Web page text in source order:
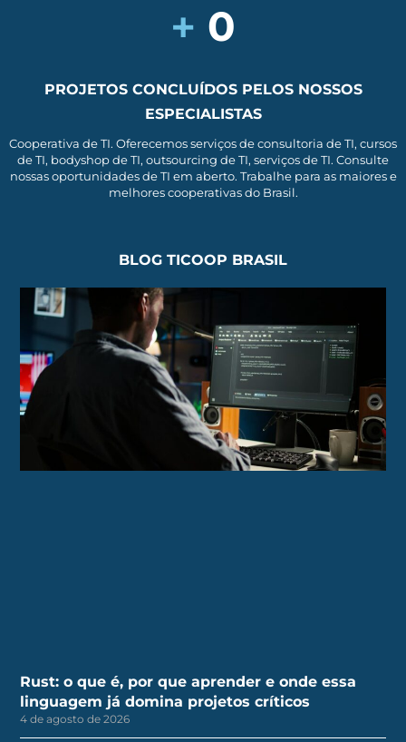
+ 0
PROJETOS CONCLUÍDOS PELOS NOSSOS
ESPECIALISTAS
Cooperativa de TI. Oferecemos serviços de consultoria de TI, cursos
de TI, bodyshop de TI, outsourcing de TI, serviços de TI. Consulte
nossas oportunidades de TI em aberto. Trabalhe para as maiores e
melhores cooperativas do Brasil.
BLOG TICOOP BRASIL
Rust: o que é, por que aprender e onde essa
linguagem já domina projetos críticos
4 de agosto de 2026